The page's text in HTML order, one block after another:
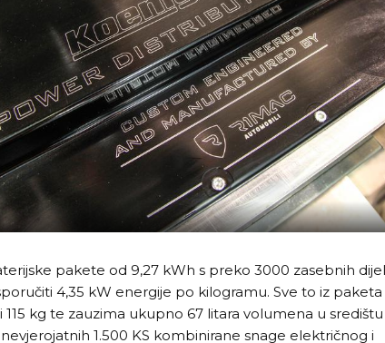
pakete od 9,27 kWh s preko 3000 zasebnih
4,35 kW energije po kilogramu. Sve to iz paketa
kg te zauzima ukupno 67 litara volumena u središtu
1.500 KS kombinirane snage električnog i